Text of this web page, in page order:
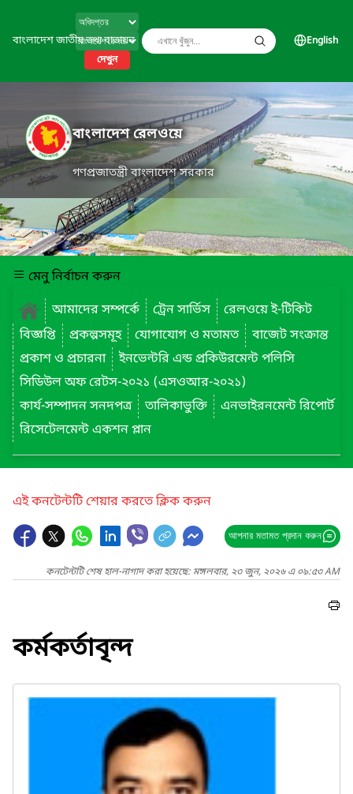
বাংলাদেশ জাতীয় তথ্য বাতায়ন
দেখুন
English
বাংলাদেশ রেলওয়ে
গণপ্রজাতন্ত্রী বাংলাদেশ সরকার
মেনু নির্বাচন করুন
আমাদের সম্পর্কে
ট্রেন সার্ভিস
রেলওয়ে ই-টিকিট
বিজ্ঞপ্তি
প্রকল্পসমূহ যোগাযোগ ও মতামত
বাজেট সংক্রান্ত
প্রকাশ ও প্রচারনা
ইনভেন্টরি এন্ড প্রকিউরমেন্ট পলিসি
সিডিউল অফ রেটস-২০২১ (এসওআর-২০২১)
কার্য-সম্পাদন সনদপত্র
তালিকাভুক্তি
এনভাইরনমেন্ট রিপোর্ট
রিসেটেলমেন্ট একশন প্লান
এই কনটেন্টটি শেয়ার করতে ক্লিক করুন
আপনার মতামত প্রদান করুন
কনটেন্টটি শেষ হাল-নাগাদ করা হয়েছে: মঙ্গলবার, ২৩ জুন, ২০২৬ এ ০৯:৫৩ AM
কর্মকর্তাবৃন্দ